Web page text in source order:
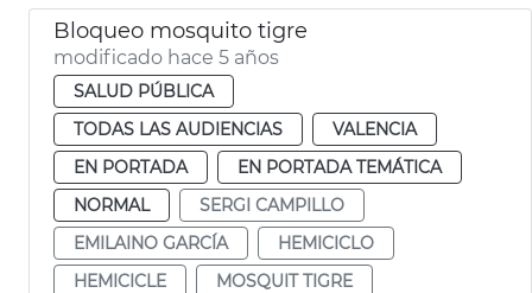
Bloqueo mosquito tigre
modificado hace 5 años
SALUD PÚBLICA
TODAS LAS AUDIENCIAS
VALENCIA
EN PORTADA
EN PORTADA TEMÁTICA
NORMAL
SERGI CAMPILLO
EMILAINO GARCÍA
HEMICICLO
HEMICICLE
MOSQUIT TIGRE